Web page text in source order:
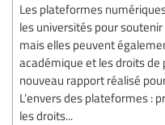
Les plateformes
les universités pour
mais elles peuvent
académique et les droits
nouveau rapport réalisé
L’envers des plateformes :
les droits...